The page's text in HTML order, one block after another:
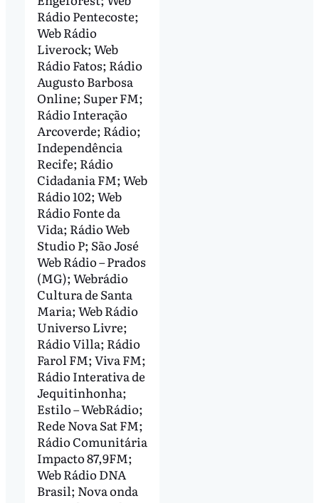
Rádio Pentecoste;
Web Rádio
Liverock; Web
Rádio Fatos; Rádio
Augusto Barbosa
Online; Super FM;
Rádio Interação
Arcoverde; Rádio;
Independência
Recife; Rádio
Cidadania FM; Web
Rádio 102; Web
Rádio Fonte da
Vida; Rádio Web
Studio P; São José
Web Rádio – Prados
(MG); Webrádio
Cultura de Santa
Maria; Web Rádio
Universo Livre;
Rádio Villa; Rádio
Farol FM; Viva FM;
Rádio Interativa de
Jequitinhonha;
Estilo – WebRádio;
Rede Nova Sat FM;
Rádio Comunitária
Impacto 87,9FM;
Web Rádio DNA
Brasil; Nova onda